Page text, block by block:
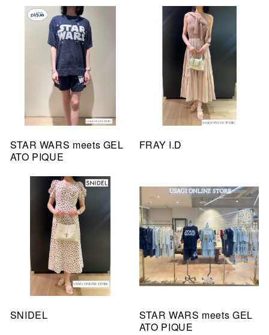
STAR WARS meets GEL
ATO PIQUE
FRAY I.D
SNIDEL
STAR WARS meets GEL
ATO PIQUE